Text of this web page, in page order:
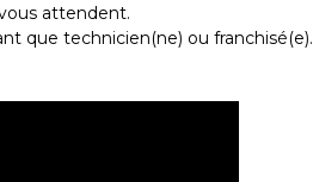
attendent.
que technicien(ne) ou franchisé(e).